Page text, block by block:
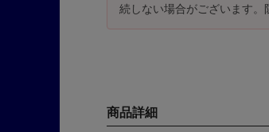
商品詳細
続しない場合がございます